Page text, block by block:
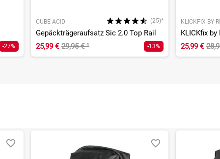
-27%
CUBE ACID (25)*
Gepäckträgeraufsatz Sic 2.0 Top Rail
25,99 € 29,95 €¹ -13%
KLICKFIX BY
25,99 €